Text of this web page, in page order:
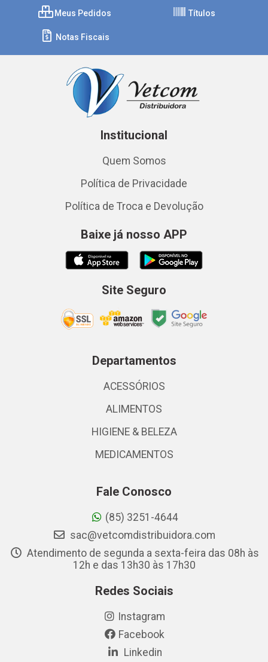
Meus Pedidos Títulos
Notas Fiscais
Institucional
Quem Somos
Política de Privacidade
Política de Troca e Devolução
Baixe já nosso APP
Site Seguro
Departamentos
ACESSÓRIOS
ALIMENTOS
HIGIENE & BELEZA
MEDICAMENTOS
Fale Conosco
(85) 3251-4644
sac@vetcomdistribuidora.com
Atendimento de segunda a sexta-feira das 08h às
12h e das 13h30 às 17h30
Redes Sociais
Instagram
Facebook
Linkedin